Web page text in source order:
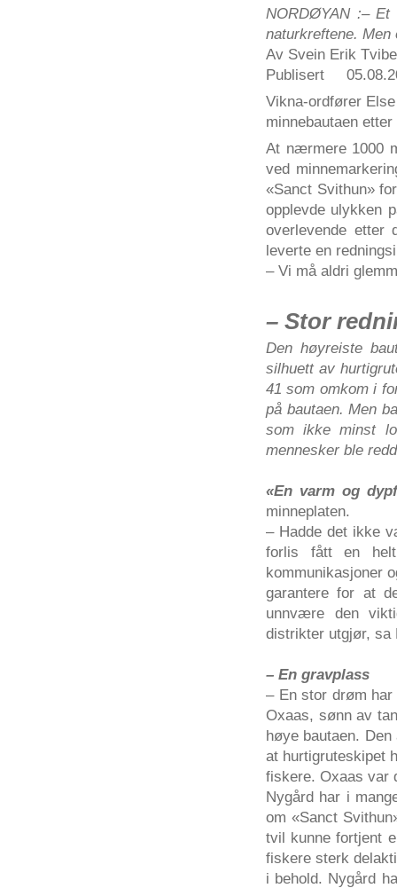
NORDØYAN :–
naturkreftene.
Av Svein Erik
Publisert
Vikna-ordfører
minnebautaen
At nærmere 1000
ved
«Sanct Svithun»
opplevde ulykken
overlevende etter
leverte en
– Vi må aldri
– Stor
Den høyreiste
silhuett av
41 som omkom i
på bautaen. Men
som ikke minst
mennesker ble
«En varm og
minneplaten.
– Hadde det ikke
forlis fått en
kommunikasjoner
garantere for at
unnvære den
distrikter utgjør, sa
– En gravplass
– En stor drøm
Oxaas, sønn av
høye bautaen.
at hurtigruteskipet
fiskere. Oxaas var
Nygård har i
om «Sanct
tvil kunne fortjent
fiskere sterk
i behold. Nygård